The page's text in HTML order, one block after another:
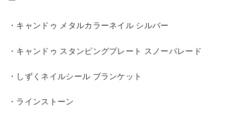
・キャンドゥ メタルカラーネイル シルバー
・キャンドゥ スタンピングプレート スノーパレード
・しずくネイルシール ブランケット
・ラインストーン